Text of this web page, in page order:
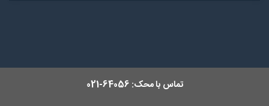
تماس با محک: 64056-021